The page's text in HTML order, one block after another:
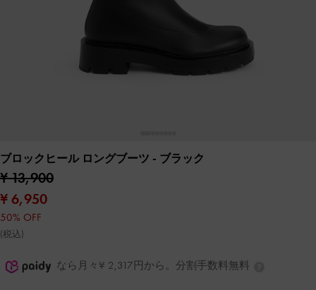
ブロックヒール ロングブーツ - ブラック
¥ 13,900
¥ 6,950
50% OFF
(税込)
なら月々¥ 2,317円から。分割手数料無料